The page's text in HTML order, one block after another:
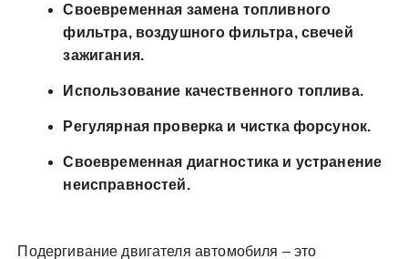
Своевременная замена топливного
фильтра, воздушного фильтра, свечей
зажигания.
Использование качественного топлива.
Регулярная проверка и чистка форсунок.
Своевременная диагностика и устранение
неисправностей.
Подергивание двигателя автомобиля – это